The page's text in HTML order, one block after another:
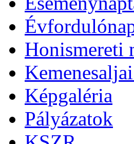
Honismereti
Képgaléria
Pályázatok